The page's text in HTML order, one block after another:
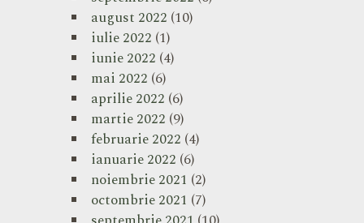
august 2022 (10)
iulie 2022 (1)
iunie 2022 (4)
mai 2022 (6)
aprilie 2022 (6)
martie 2022 (9)
februarie 2022 (4)
ianuarie 2022 (6)
noiembrie 2021 (2)
octombrie 2021 (7)